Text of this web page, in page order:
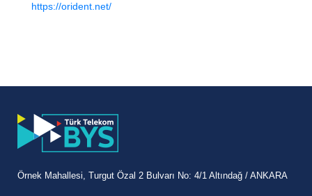
https://orident.net/
Örnek Mahallesi, Turgut Özal 2 Bulvarı No: 4/1 Altındağ / ANKARA